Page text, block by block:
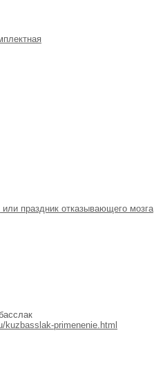
праздник отказывающего мозга
primenenie.html